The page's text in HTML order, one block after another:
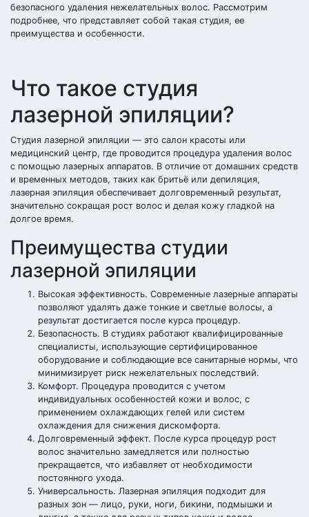
безопасного удаления нежелательных волос. Рассмотрим
подробнее, что представляет собой такая студия, ее
преимущества и особенности.
Что такое студия
лазерной эпиляции?
Студия лазерной эпиляции — это салон красоты или
медицинский центр, где проводится процедура удаления волос
с помощью лазерных аппаратов. В отличие от домашних средств
и временных методов, таких как бритьё или депиляция,
лазерная эпиляция обеспечивает долговременный результат,
значительно сокращая рост волос и делая кожу гладкой на
долгое время.
Преимущества студии
лазерной эпиляции
Высокая эффективность. Современные лазерные аппараты
позволяют удалять даже тонкие и светлые волосы, а
результат достигается после курса процедур.
Безопасность. В студиях работают квалифицированные
специалисты, использующие сертифицированное
оборудование и соблюдающие все санитарные нормы, что
минимизирует риск нежелательных последствий.
Комфорт. Процедура проводится с учетом
индивидуальных особенностей кожи и волос, с
применением охлаждающих гелей или систем
охлаждения для снижения дискомфорта.
Долговременный эффект. После курса процедур рост
волос значительно замедляется или полностью
прекращается, что избавляет от необходимости
постоянного ухода.
Универсальность. Лазерная эпиляция подходит для
разных зон — лицо, руки, ноги, бикини, подмышки и